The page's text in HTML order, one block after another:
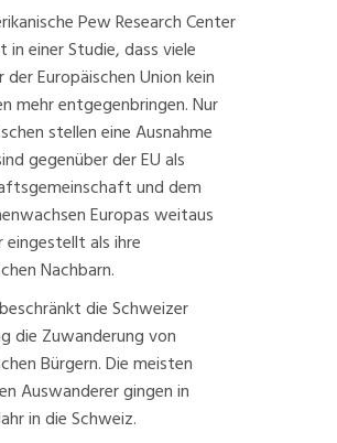
Pew Research Center
in einerStudie, dass viele
der Europäischen Union kein
mehr entgegenbringen. Nur
stellen eineAusnahme
gegenüber der EU als
und dem
Europas weitaus
als ihre
Nachbarn.
beschränkt die Schweizer
g die Zuwanderung von
Bürgern. Die meisten
Auswanderergingen in
in die Schweiz.